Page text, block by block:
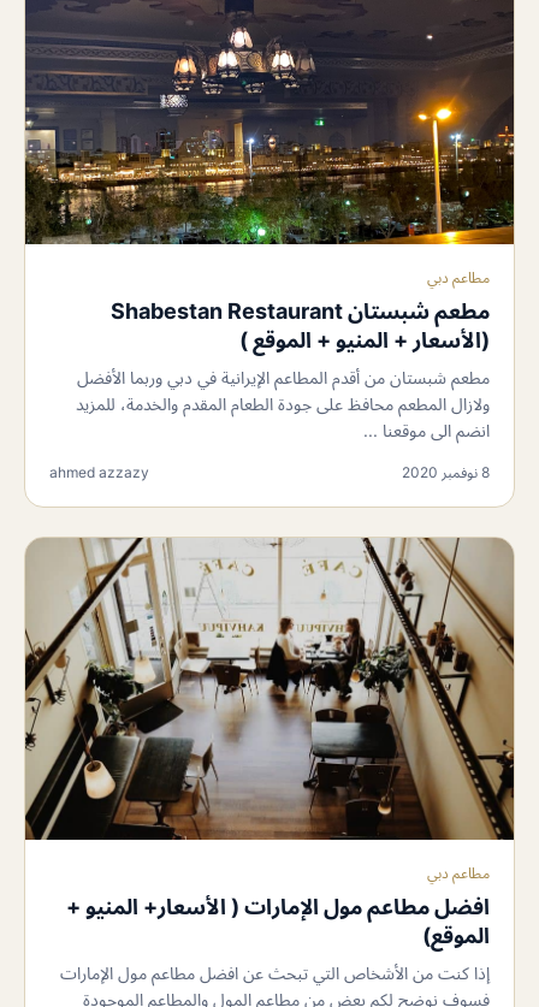
مطاعم دبي
مطعم شبستان Shabestan Restaurant
(الأسعار + المنيو + الموقع )
مطعم شبستان من أقدم المطاعم الإيرانية في دبي وربما الأفضل
ولازال المطعم محافظ على جودة الطعام المقدم والخدمة، للمزيد
انضم الى موقعنا ...
8 نوفمبر 2020 ahmed azzazy
مطاعم دبي
افضل مطاعم مول الإمارات ( الأسعار+ المنيو +
الموقع)
إذا كنت من الأشخاص التي تبحث عن افضل مطاعم مول الإمارات
فسوف نوضح لكم بعض من مطاعم المول والمطاعم الموجودة